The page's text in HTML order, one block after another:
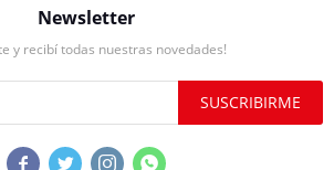
Newsletter
y recibí todas nuestras novedades!
SUSCRIBIRME
   